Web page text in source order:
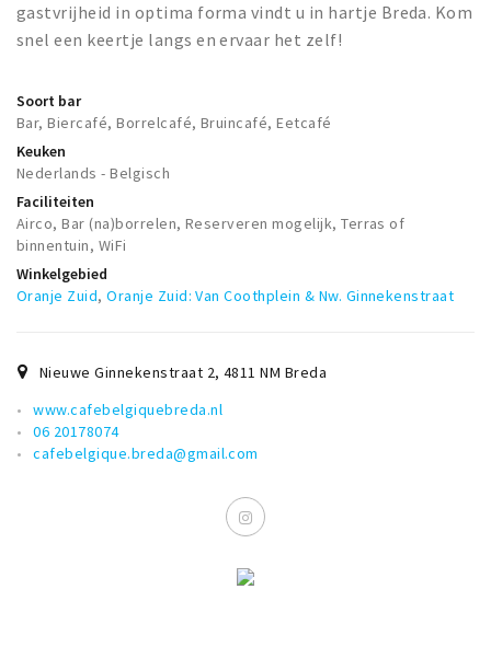
Baroniepoorten
Sport
Privacy
Inloggen
gastvrijheid in optima forma vindt u in hartje Breda. Kom
snel een keertje langs en ervaar het zelf!
Soort bar
Bar, Biercafé, Borrelcafé, Bruincafé, Eetcafé
Keuken
Nederlands - Belgisch
Faciliteiten
Airco, Bar (na)borrelen, Reserveren mogelijk, Terras of
binnentuin, WiFi
Winkelgebied
Oranje Zuid,Oranje Zuid: Van Coothplein & Nw. Ginnekenstraat
Nieuwe Ginnekenstraat 2, 4811 NM Breda
www.cafebelgiquebreda.nl
06 20178074
cafebelgique.breda@gmail.com